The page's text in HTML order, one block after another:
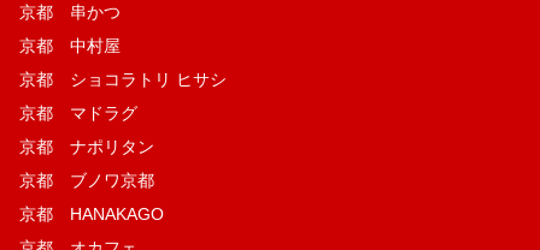
京都 串かつ
京都 中村屋
京都 ショコラトリ ヒサシ
京都 マドラグ
京都 ナポリタン
京都 ブノワ京都
京都 HANAKAGO